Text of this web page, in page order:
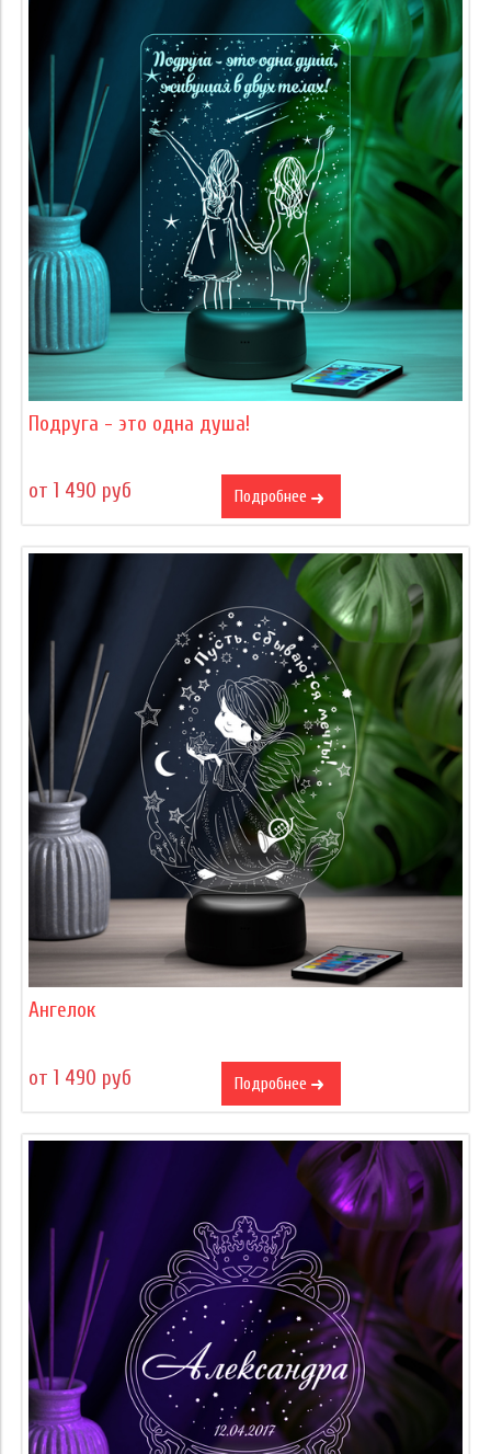
Подруга - это одна душа!
от 1 490 руб Подробнее
Ангелок
от 1 490 руб Подробнее